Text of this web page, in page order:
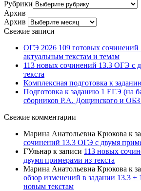
Рубрики
Архив
Архив
Свежие записи
ОГЭ 2026 109 готовых сочинений
актуальным текстам и темам
113 новых сочинений 13.3 ОГЭ с
текста
Комплексная подготовка к
Подготовка к заданию 1 ЕГЭ (на
сборников Р.А. Дощинского и
Свежие комментарии
Марина Анатольевна Крюкова к
сочинений 13.3 ОГЭ с двумя
ГУльнар к записи 113 новых
двумя примерами из текста
Марина Анатольевна Крюкова к
обзор изменений в задании 13.3 +
новым текстам